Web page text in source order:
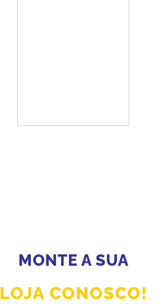
MONTE A SUA
LOJA CONOSCO!